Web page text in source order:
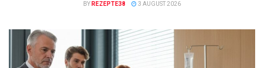
BY REZEPTE38 3 AUGUST 2026